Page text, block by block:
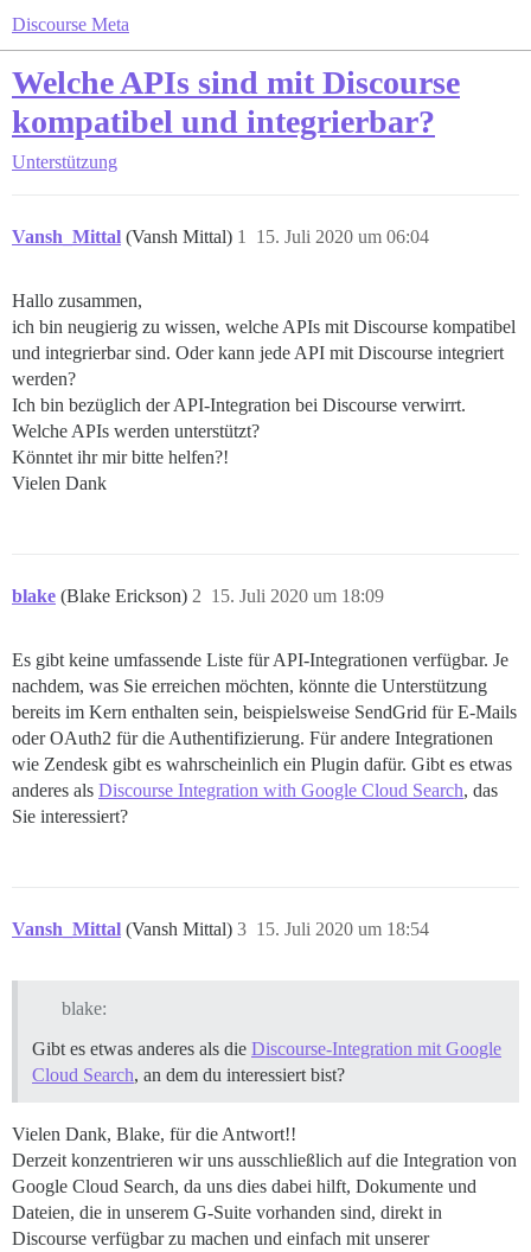
Discourse Meta
Welche APIs sind mit Discourse
kompatibel und integrierbar?
Unterstützung
Vansh_Mittal (Vansh Mittal) 15. Juli 2020 um 06:04
1
Hallo zusammen,
ich bin neugierig zu wissen, welche APIs mit Discourse kompatibel
und integrierbar sind. Oder kann jede API mit Discourse integriert
werden?
Ich bin bezüglich der API-Integration bei Discourse verwirrt.
Welche APIs werden unterstützt?
Könntet ihr mir bitte helfen?!
Vielen Dank
blake (Blake Erickson) 15. Juli 2020 um 18:09
2
Es gibt keine umfassende Liste für API-Integrationen verfügbar. Je
nachdem, was Sie erreichen möchten, könnte die Unterstützung
bereits im Kern enthalten sein, beispielsweise SendGrid für E-Mails
oder OAuth2 für die Authentifizierung. Für andere Integrationen
wie Zendesk gibt es wahrscheinlich ein Plugin dafür. Gibt es etwas
anderes als Discourse Integration with Google Cloud Search, das
Sie interessiert?
Vansh_Mittal (Vansh Mittal) 15. Juli 2020 um 18:54
3
blake:
Gibt es etwas anderes als die Discourse-Integration mit Google
Cloud Search, an dem du interessiert bist?
Vielen Dank, Blake, für die Antwort!!
Derzeit konzentrieren wir uns ausschließlich auf die Integration von
Google Cloud Search, da uns dies dabei hilft, Dokumente und
Dateien, die in unserem G-Suite vorhanden sind, direkt in
Discourse verfügbar zu machen und einfach mit unserer